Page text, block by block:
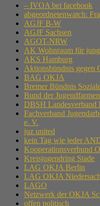
– IVOA bei facebook
abgeordnetenwatch:
AGJF B-W
AGJF Sachsen
AGOT-NRW
AK Wohnraum für
AKS Hamburg
Aktionsbündnis gegen
BAG OKJA
Bremer Bündnis
Bund der
DBSH Landesverband
Fachverband
e. V.
juz united
kein Tag wie jeder
Kooperationsverbund
Kreisjugendring Stade
LAG OKJA Berlin
LAG OKJA
LAGO
Netzwerk der OKJA
offen politisch